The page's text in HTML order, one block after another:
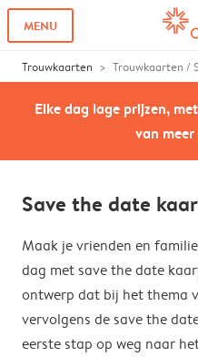
MENU
Trouwkaarten Trouwkaarten /
Elke dag lage prijzen,
van
Save the date
Maak je vrienden en
dag met save the date
ontwerp dat bij het thema
vervolgens de save the
eerste stap op weg naar